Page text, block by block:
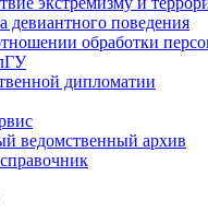
девиантного поведения
обработки
дипломатии
ведомственный архив